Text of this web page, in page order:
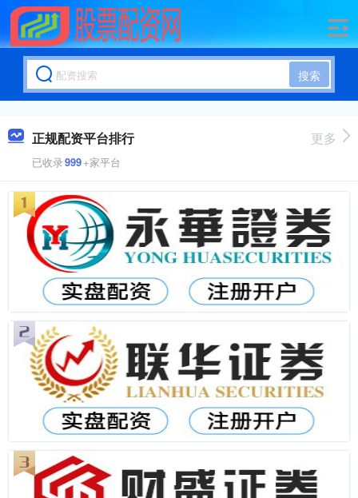
搜索
正规配资平台排行
已收录999+家平台
更多